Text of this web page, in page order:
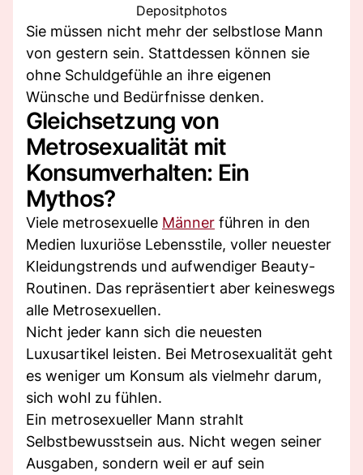
Depositphotos
Sie müssen nicht mehr der selbstlose Mann
von gestern sein. Stattdessen können sie
ohne Schuldgefühle an ihre eigenen
Wünsche und Bedürfnisse denken.
Gleichsetzung von
Metrosexualität mit
Konsumverhalten: Ein
Mythos?
Viele metrosexuelle Männer führen in den
Medien luxuriöse Lebensstile, voller neuester
Kleidungstrends und aufwendiger Beauty-
Routinen. Das repräsentiert aber keineswegs
alle Metrosexuellen.
Nicht jeder kann sich die neuesten
Luxusartikel leisten. Bei Metrosexualität geht
es weniger um Konsum als vielmehr darum,
sich wohl zu fühlen.
Ein metrosexueller Mann strahlt
Selbstbewusstsein aus. Nicht wegen seiner
Ausgaben, sondern weil er auf sein